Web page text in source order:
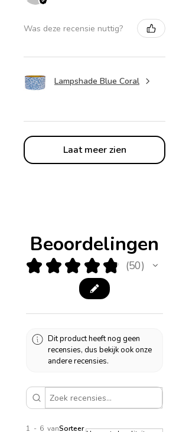
Was deze recensie nuttig?
Lampshade Blue Coral
Laat meer zien
Beoordelingen
★ ★ ★ ★ ★ 50
50
Dit product heeft nog geen
recensies, dus bekijk ook onze
andere recensies.
1 - 6 vanSorteer